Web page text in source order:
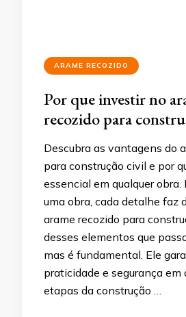
ARAME RECOZIDO
Por que investir no
recozido para
Descubra as vantagens do
para construção civil e por
essencial em qualquer obra.
uma obra, cada detalhe faz
arame recozido para
desses elementos que
mas é fundamental. Ele
praticidade e segurança em
etapas da construção …